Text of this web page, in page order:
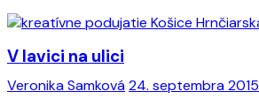
Veronika Samková24. septembra 2015
V lavici na ulici